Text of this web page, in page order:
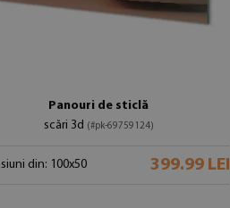
Panouri de sticlă
scări 3d (#pk-69759124)
din: 100x50 399.99 LEI